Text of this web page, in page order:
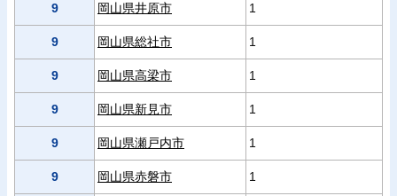
9 岡山県井原市 1
9 岡山県総社市 1
9 岡山県高梁市 1
9 岡山県新見市 1
9 岡山県瀬戸内市 1
9 岡山県赤磐市 1